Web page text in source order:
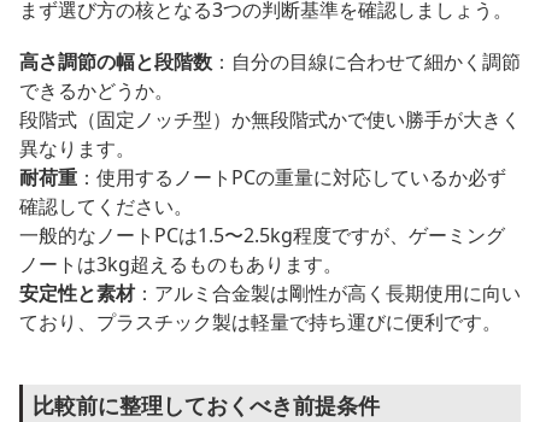
まず選び方の核となる3つの判断基準を確認しましょう。
高さ調節の幅と段階数 ：自分の目線に合わせて細かく調節
できるかどうか。
段階式（固定ノッチ型）か無段階式かで使い勝手が大きく
異なります。
耐荷重 ：使用するノートPCの重量に対応しているか必ず
確認してください。
一般的なノートPCは1.5〜2.5kg程度ですが、ゲーミング
ノートは3kg超えるものもあります。
安定性と素材：アルミ合金製は剛性が高く長期使用に向い
ており、プラスチック製は軽量で持ち運びに便利です。
比較前に整理しておくべき前提条件